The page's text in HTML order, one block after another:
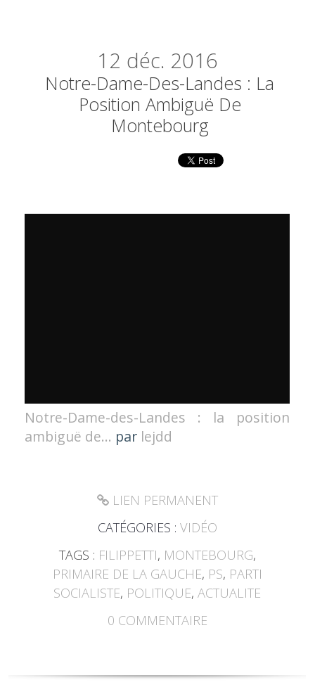
12 déc. 2016
Notre-Dame-Des-Landes : La
Position Ambiguë De
Montebourg
Notre-Dame-des-Landes : la position
ambiguë de... par lejdd
LIEN PERMANENT
CATÉGORIES : VIDÉO
TAGS : FILIPPETTI, MONTEBOURG,
PRIMAIRE DE LA GAUCHE, PS, PARTI
SOCIALISTE, POLITIQUE,ACTUALITE
0 COMMENTAIRE